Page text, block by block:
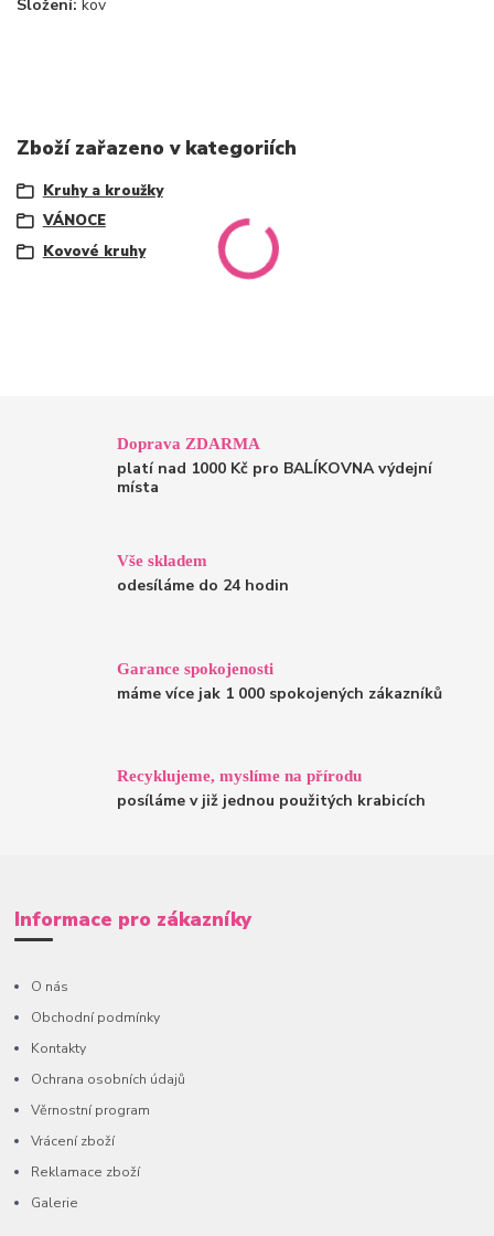
Složení: kov
Zboží zařazeno v kategoriích
Kruhy a kroužky
VÁNOCE
Kovové kruhy
Doprava ZDARMA
platí nad 1000 Kč pro BALÍKOVNA výdejní
místa
Vše skladem
odesíláme do 24 hodin
Garance spokojenosti
máme více jak 1 000 spokojených zákazníků
Recyklujeme, myslíme na přírodu
posíláme v již jednou použitých krabicích
Informace pro zákazníky
O nás
Obchodní podmínky
Kontakty
Ochrana osobních údajů
Věrnostní program
Vrácení zboží
Reklamace zboží
Galerie